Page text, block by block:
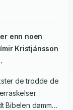
enn noen
Kristjánsson
de trodde de
Bibelen dømmer